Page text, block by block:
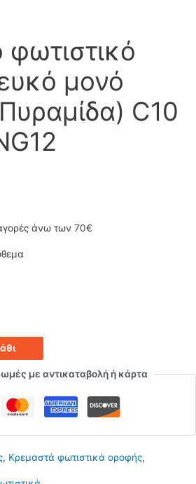
μονό
C10
άνω των 70€
με αντικαταβολή ή κάρτα
, Κρεμαστά φωτιστικά οροφής,